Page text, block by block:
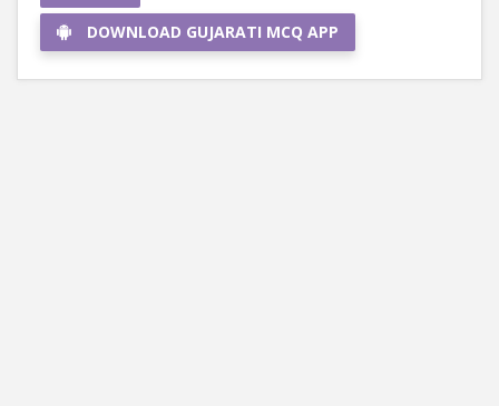
DOWNLOAD GUJARATI MCQ APP